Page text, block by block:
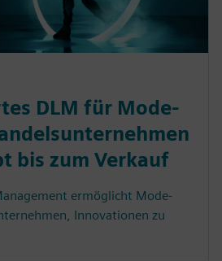
DLM für Mode-
bis zum Verkauf
ermöglicht Mode-
Innovationen zu